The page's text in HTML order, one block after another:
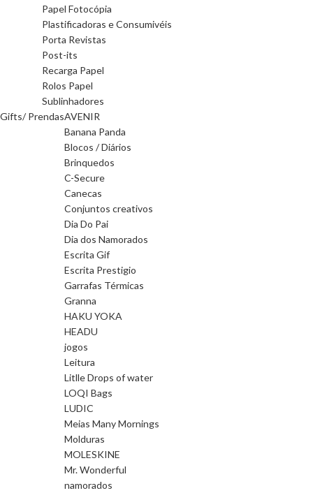
Papel Fotocópia
Plastificadoras e Consumivéis
Porta Revistas
Post-its
Recarga Papel
Rolos Papel
Sublinhadores
Gifts/ PrendasAVENIR
Banana Panda
Blocos / Diários
Brinquedos
C-Secure
Canecas
Conjuntos creativos
Dia Do Pai
Dia dos Namorados
Escrita Gif
Escrita Prestigio
Garrafas Térmicas
Granna
HAKU YOKA
HEADU
jogos
Leitura
Litlle Drops of water
LOQI Bags
LUDIC
Meias Many Mornings
Molduras
MOLESKINE
Mr. Wonderful
namorados